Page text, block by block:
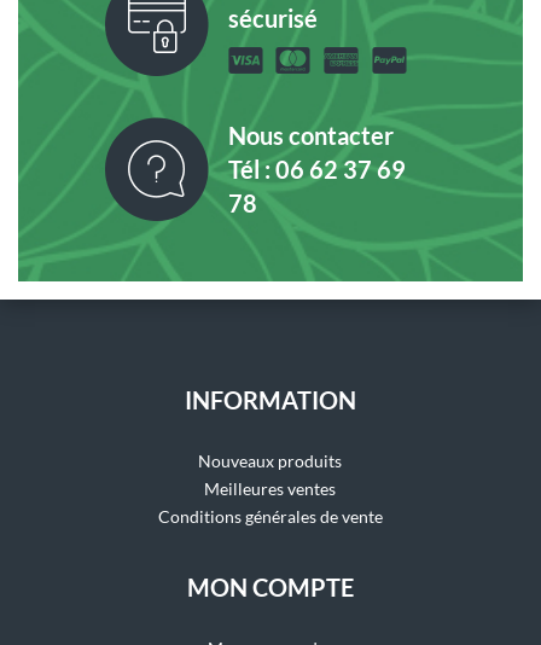
sécurisé
Nous contacter
Tél : 06 62 37 69
78
INFORMATION
Nouveaux produits
Meilleures ventes
Conditions générales de vente
MON COMPTE